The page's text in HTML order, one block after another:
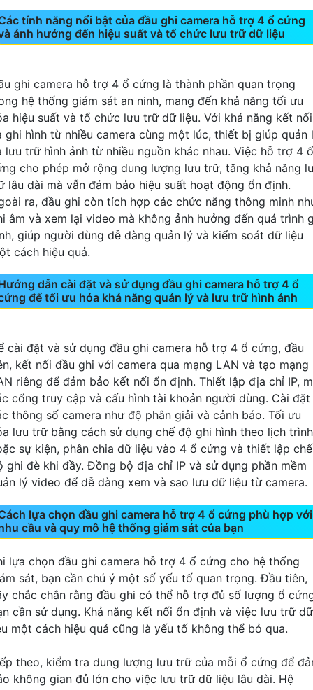
tính năng nổi bật của đầu ghi camera hỗ trợ 4 ổ cứng
ảnh hưởng đến hiệu suất và tổ chức lưu trữ dữ liệu
ghi camera hỗ trợ 4 ổ cứng là thành phần quan trọng
hệ thống giám sát an ninh, mang đến khả năng tối ưu
hiệu suất và tổ chức lưu trữ dữ liệu. Với khả năng kết nối
ghi hình từ nhiều camera cùng một lúc, thiết bị giúp quản
lưu trữ hình ảnh từ nhiều nguồn khác nhau. Việc hỗ trợ 4 ổ
cho phép mở rộng dung lượng lưu trữ, tăng khả năng
lâu dài mà vẫn đảm bảo hiệu suất hoạt động ổn định.
ra, đầu ghi còn tích hợp các chức năng thông minh
âm và xem lại video mà không ảnh hưởng đến quá trình
giúp người dùng dễ dàng quản lý và kiểm soát dữ liệu
cách hiệu quả.
dẫn cài đặt và sử dụng đầu ghi camera hỗ trợ 4 ổ
để tối ưu hóa khả năng quản lý và lưu trữ hình ảnh
cài đặt và sử dụng đầu ghi camera hỗ trợ 4 ổ cứng, đầu
kết nối đầu ghi với camera qua mạng LAN và tạo mạng
riêng để đảm bảo kết nối ổn định. Thiết lập địa chỉ IP,
cổng truy cập và cấu hình tài khoản người dùng. Cài đặt
thông số camera như độ phân giải và cảnh báo. Tối ưu
lưu trữ bằng cách sử dụng chế độ ghi hình theo lịch trình
sự kiện, phân chia dữ liệu vào 4 ổ cứng và thiết lập chế
ghi đè khi đầy. Đồng bộ địa chỉ IP và sử dụng phần mềm
lý video để dễ dàng xem và sao lưu dữ liệu từ camera.
lựa chọn đầu ghi camera hỗ trợ 4 ổ cứng phù hợp với
cầu và quy mô hệ thống giám sát của bạn
lựa chọn đầu ghi camera hỗ trợ 4 ổ cứng cho hệ thống
sát, bạn cần chú ý một số yếu tố quan trọng. Đầu tiên,
chắc chắn rằng đầu ghi có thể hỗ trợ đủ số lượng ổ
cần sử dụng. Khả năng kết nối ổn định và việc lưu trữ dữ
một cách hiệu quả cũng là yếu tố không thể bỏ qua.
theo, kiểm tra dung lượng lưu trữ của mỗi ổ cứng để
không gian đủ lớn cho việc lưu trữ dữ liệu lâu dài. Hệ